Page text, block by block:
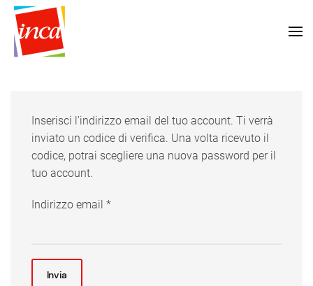
Inserisci l'indirizzo email del tuo account. Ti verrà
inviato un codice di verifica. Una volta ricevuto il
codice, potrai scegliere una nuova password per il
tuo account.
Indirizzo email *
Invia